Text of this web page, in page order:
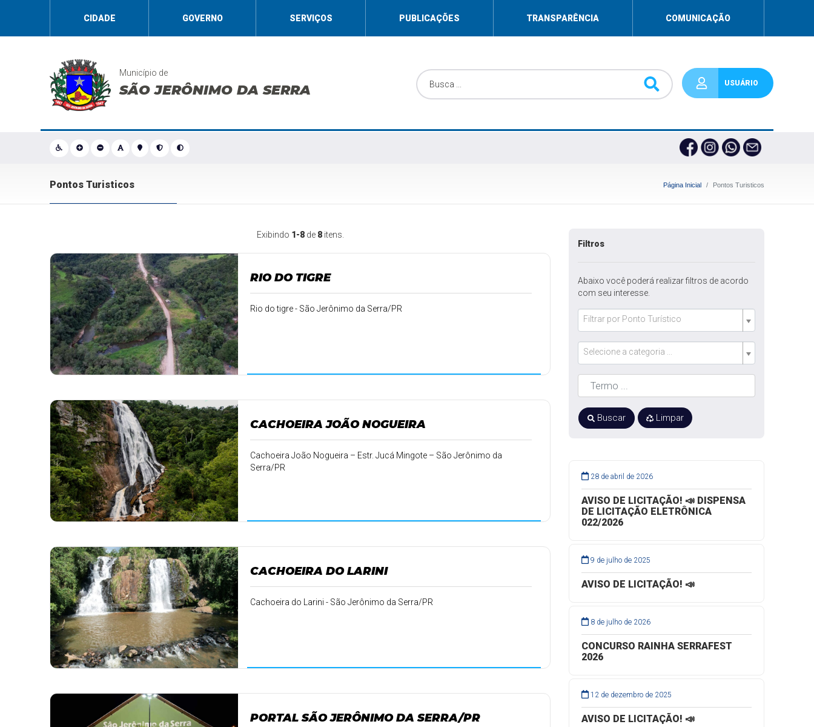
CIDADE GOVERNO SERVIÇOS PUBLICAÇÕES TRANSPARÊNCIA COMUNICAÇÃO
Município de
SÃO JERÔNIMO DA SERRA USUÁRIO
Pontos Turisticos Página Inicial Pontos Turisticos
Exibindo 1-8de 8itens.
RIO DO TIGRE
Rio do tigre - São Jerônimo da Serra/PR
CACHOEIRA JOÃO NOGUEIRA
Cachoeira João Nogueira – Estr. Jucá Mingote – São Jerônimo da
Serra/PR
CACHOEIRA DO LARINI
Cachoeira do Larini - São Jerônimo da Serra/PR
PORTAL SÃO JERÔNIMO DA SERRA/PR
Filtros
Abaixo você poderá realizar filtros de acordo
com seu interesse.
Filtrar por Ponto Turístico
Selecione a categoria ...
Buscar Limpar
28 de abril de 2026
AVISO DE LICITAÇÃO! 📣 DISPENSA
DE LICITAÇÃO ELETRÔNICA
022/2026
9 de julho de 2025
AVISO DE LICITAÇÃO! 📣
8 de julho de 2026
CONCURSO RAINHA SERRAFEST
2026
12 de dezembro de 2025
AVISO DE LICITAÇÃO! 📣